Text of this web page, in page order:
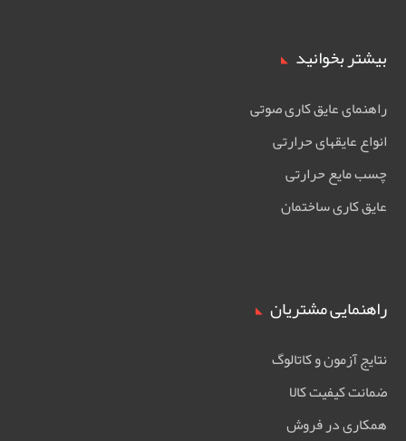
بیشتر بخوانید
راهنمای عایق کاری صوتی
انواع عایقهای حرارتی
چسب مایع حرارتی
عایق کاری ساختمان
راهنمایی مشتریان
نتایج آزمون و کاتالوگ
ضمانت کیفیت کالا
همکاری در فروش